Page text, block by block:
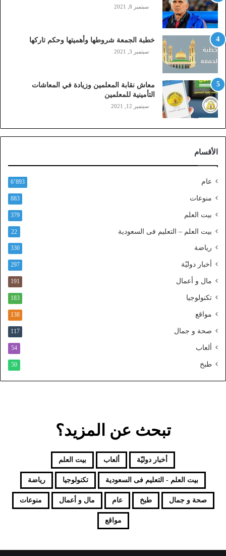
و
ب
ا
ي
ل
ي
ز
ي
ن
)
ا
ل
ف
ا
ا
ل
ط
ا
م
و
د
سبتمبر 8, 2021
خطبة الجمعة شروطها وأهميتها وحكم تاركها
سبتمبر 3, 2021
معاش نقابة المعلمين وزيادة في المعاشات
التأمينية للمعلمين
سبتمبر 12, 2021
الأقسام
عام 6٬893
منوعات 883
بيت العلم 379
بيت العلم – التعليم فى السعودية 22
رياضة 330
أخبار دوليّة 297
مال و أعمال 191
تكنولوجيا 183
مواقع 138
صحة و جمال 117
ألعاب 54
طبخ 50
تبحث عن المزيد؟
أخبار دوليّة ألعاب بيت العلم
بيت العلم - التعليم فى السعودية تكنولوجيا رياضة
صحة و جمال طبخ عام مال و أعمال منوعات
مواقع